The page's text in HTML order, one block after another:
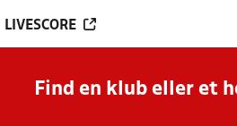
LIVESCORE
Find en klub eller et